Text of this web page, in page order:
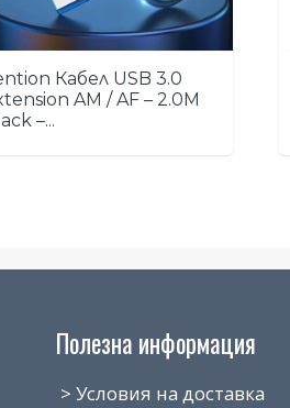
Кабел USB 3.0
AM / AF – 2.0M
–...
Полезна информация
> Условия на доставка